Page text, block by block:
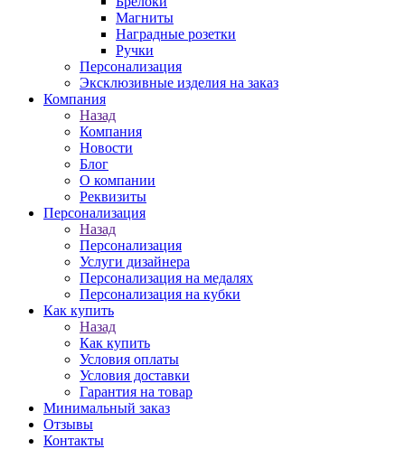
Магниты
Наградные розетки
Ручки
Персонализация
Эксклюзивные изделия на заказ
Компания
Назад
Компания
Новости
Блог
О компании
Реквизиты
Персонализация
Назад
Персонализация
Услуги дизайнера
Персонализация на медалях
Персонализация на кубки
Как купить
Назад
Как купить
Условия оплаты
Условия доставки
Гарантия на товар
Минимальный заказ
Отзывы
Контакты